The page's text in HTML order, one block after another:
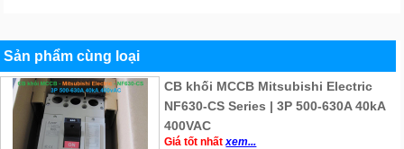
Sản phẩm cùng loại
CB khối MCCB Mitsubishi Electric
NF630-CS Series | 3P 500-630A 40kA
400VAC
Giá tốt nhấtxem...